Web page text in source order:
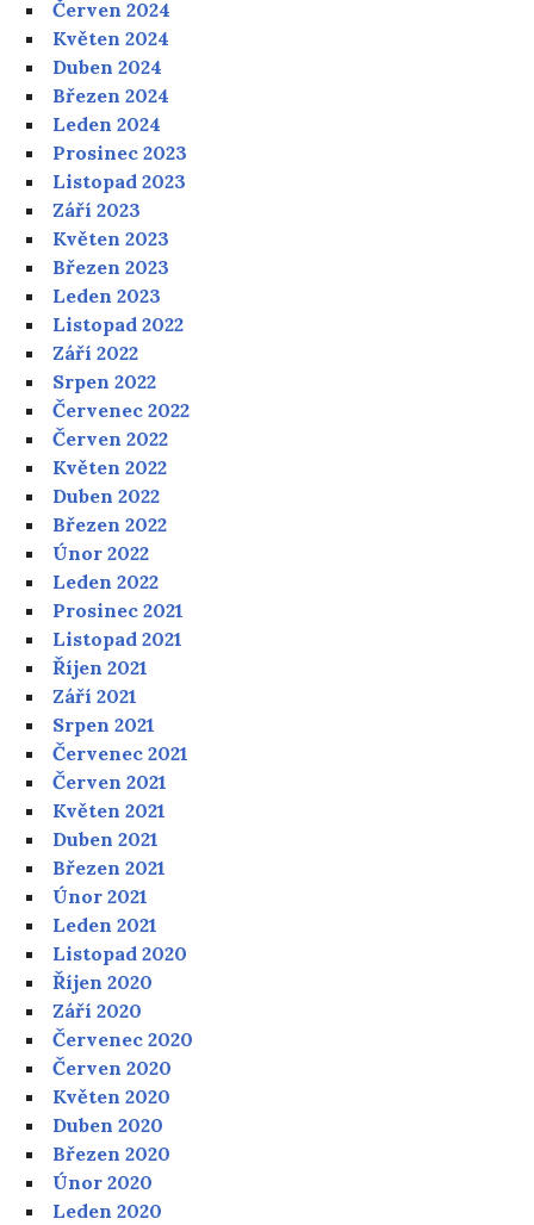
Červen 2024
Květen 2024
Duben 2024
Březen 2024
Leden 2024
Prosinec 2023
Listopad 2023
Září 2023
Květen 2023
Březen 2023
Leden 2023
Listopad 2022
Září 2022
Srpen 2022
Červenec 2022
Červen 2022
Květen 2022
Duben 2022
Březen 2022
Únor 2022
Leden 2022
Prosinec 2021
Listopad 2021
Říjen 2021
Září 2021
Srpen 2021
Červenec 2021
Červen 2021
Květen 2021
Duben 2021
Březen 2021
Únor 2021
Leden 2021
Listopad 2020
Říjen 2020
Září 2020
Červenec 2020
Červen 2020
Květen 2020
Duben 2020
Březen 2020
Únor 2020
Leden 2020